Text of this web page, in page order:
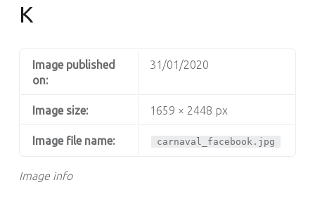
K
Image info
Image published
on:
31/01/2020
Image size: 1659 × 2448 px
Image file name: carnaval_facebook.jpg